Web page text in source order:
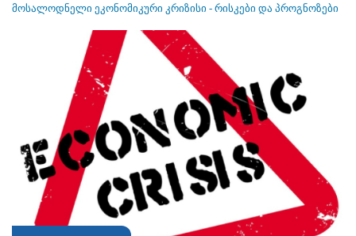
მოსალოდნელი ეკონომიკური კრიზისი - რისკები და პროგნოზები